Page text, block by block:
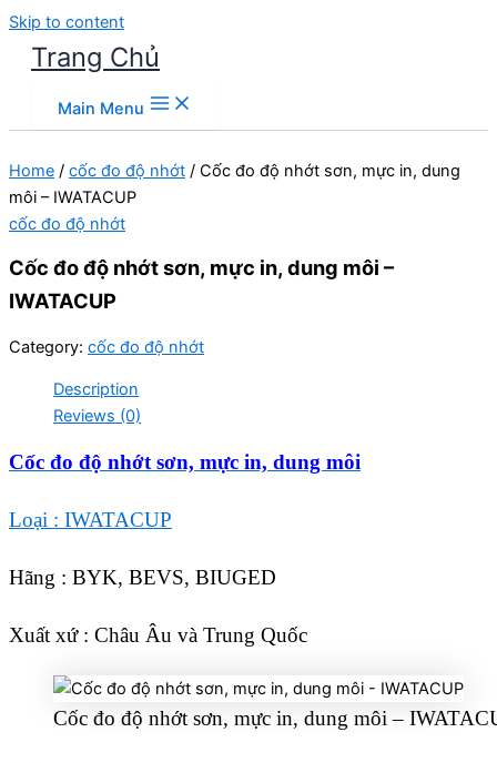
Skip to content
Trang Chủ
Main Menu
Home / cốc đo độ nhớt / Cốc đo độ nhớt sơn, mực in, dung
môi – IWATACUP
cốc đo độ nhớt
Cốc đo độ nhớt sơn, mực in, dung môi –
IWATACUP
Category: cốc đo độ nhớt
Description
Reviews (0)
Cốc đo độ nhớt sơn, mực in, dung môi
Loại : IWATACUP
Hãng : BYK, BEVS, BIUGED
Xuất xứ : Châu Âu và Trung Quốc
Cốc đo độ nhớt sơn, mực in, dung môi –